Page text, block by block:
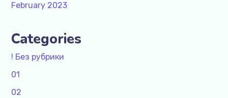
February 2023
Categories
! Без рубрики
01
02